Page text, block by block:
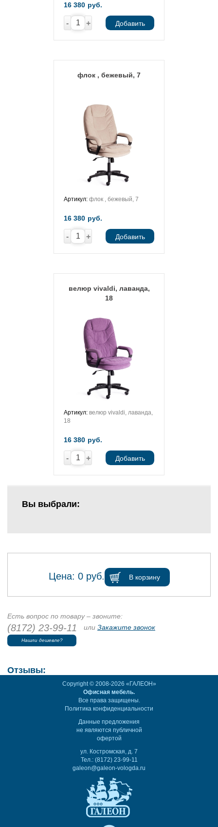
16 380 руб.
- + Добавить
флок , бежевый, 7
Артикул: флок , бежевый, 7
16 380 руб.
- + Добавить
велюр vivaldi, лаванда,
18
Артикул: велюр vivaldi, лаванда,
18
16 380 руб.
- + Добавить
Вы выбрали:
Цена: 0руб. В корзину
Есть вопрос по товару – звоните:
(8172) 23-99-11 или Закажите звонок
Нашли дешевле?
Отзывы:
Copyright © 2008-2026 «ГАЛЕОН»
Офисная мебель.
Все права защищены.
Политика конфиденциальности
Данные предложения
не являются публичной
офертой
ул. Костромская, д. 7
Тел.: (8172) 23-99-11
galeon@galeon-vologda.ru